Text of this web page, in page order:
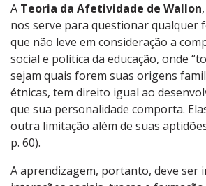
A Teoria da Afetividade de Wallon
nos serve para questionar qualquer
que não leve em consideração a
social e política da educação, onde
sejam quais forem suas origens
étnicas, tem direito igual ao
que sua personalidade comporta.
outra limitação além de suas
p. 60).
A aprendizagem, portanto, deve ser